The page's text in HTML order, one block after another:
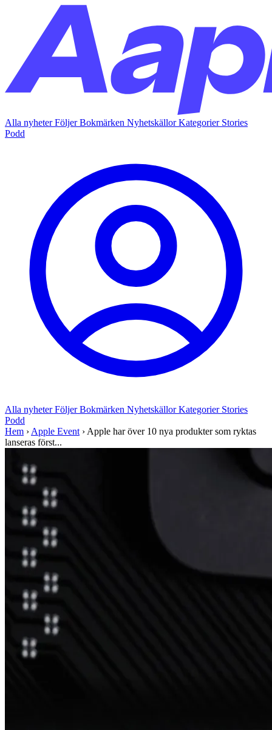
Alla nyheterFöljerBokmärken NyhetskällorKategorier Stories
Podd
Alla nyheterFöljerBokmärken NyhetskällorKategorier Stories
Podd
Hem › Apple Event › Apple har över 10 nya produkter som ryktas
lanseras först...